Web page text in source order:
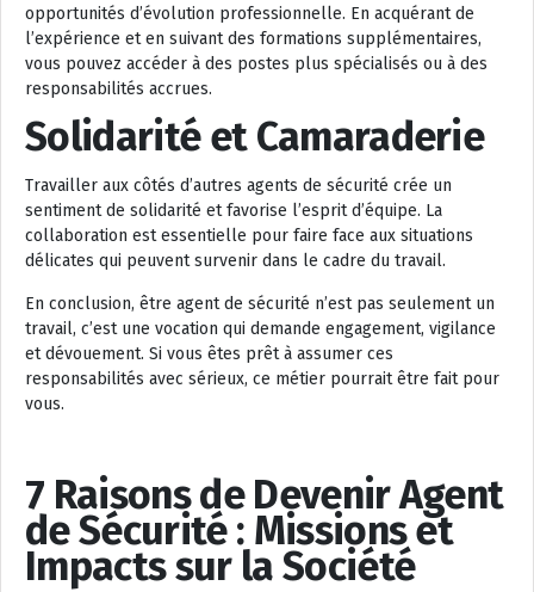
opportunités d’évolution professionnelle. En acquérant de
l’expérience et en suivant des formations supplémentaires,
vous pouvez accéder à des postes plus spécialisés ou à des
responsabilités accrues.
Solidarité et Camaraderie
Travailler aux côtés d’autres agents de sécurité crée un
sentiment de solidarité et favorise l’esprit d’équipe. La
collaboration est essentielle pour faire face aux situations
délicates qui peuvent survenir dans le cadre du travail.
En conclusion, être agent de sécurité n’est pas seulement un
travail, c’est une vocation qui demande engagement, vigilance
et dévouement. Si vous êtes prêt à assumer ces
responsabilités avec sérieux, ce métier pourrait être fait pour
vous.
7 Raisons de Devenir Agent
de Sécurité : Missions et
Impacts sur la Société